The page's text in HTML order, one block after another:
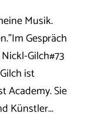
Musik.
Gespräch
Gilch#73
ist
Academy. Sie
Künstler...